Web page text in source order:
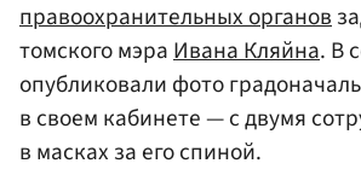
правоохранительных органов
томского мэраИвана Кляйна. В
опубликовали фото
в своем кабинете — с двумя
в масках за его спиной.